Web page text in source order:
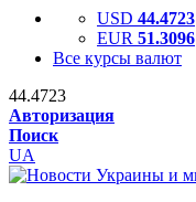
USD 44.4723
EUR 51.3096
Все курсы валют
44.4723
Авторизация
Поиск
UA